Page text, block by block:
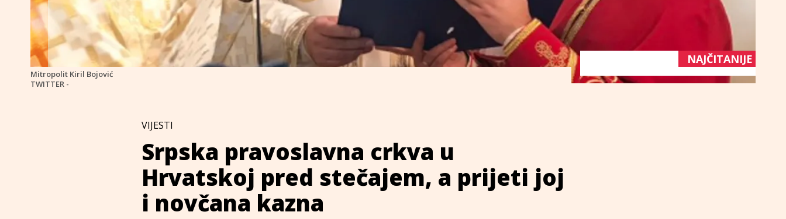
Mitropolit Kiril Bojović
TWITTER -
VIJESTI
Srpska pravoslavna crkva u
Hrvatskoj pred stečajem, a prijeti joj
i novčana kazna
NAJČITANIJE